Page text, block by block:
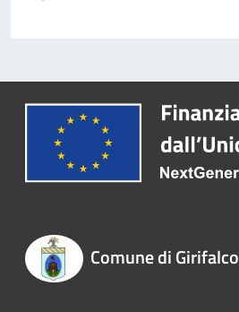
Comune di Girifalco